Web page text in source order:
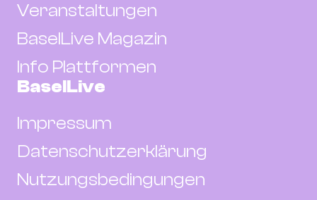
Veranstaltungen
BaselLive Magazin
Info Plattformen
BaselLive
Impressum
Datenschutzerklärung
Nutzungsbedingungen